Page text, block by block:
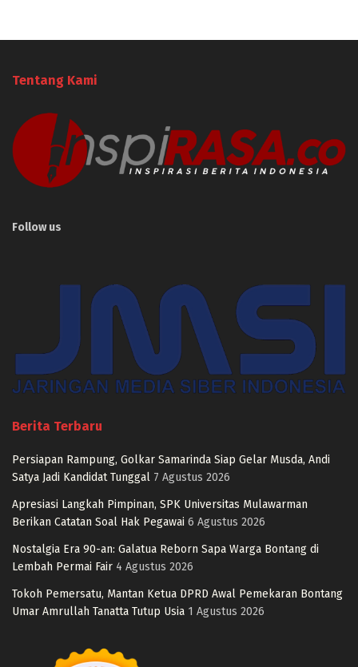
Tentang Kami
Follow us
Berita Terbaru
Persiapan Rampung, Golkar Samarinda Siap Gelar Musda, Andi
Satya Jadi Kandidat Tunggal 7 Agustus 2026
Apresiasi Langkah Pimpinan, SPK Universitas Mulawarman
Berikan Catatan Soal Hak Pegawai 6 Agustus 2026
Nostalgia Era 90-an: Galatua Reborn Sapa Warga Bontang di
Lembah Permai Fair 4 Agustus 2026
Tokoh Pemersatu, Mantan Ketua DPRD Awal Pemekaran Bontang
Umar Amrullah Tanatta Tutup Usia 1 Agustus 2026